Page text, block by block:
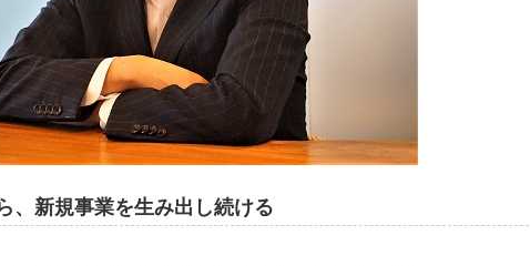
、新規事業を生み出し続ける